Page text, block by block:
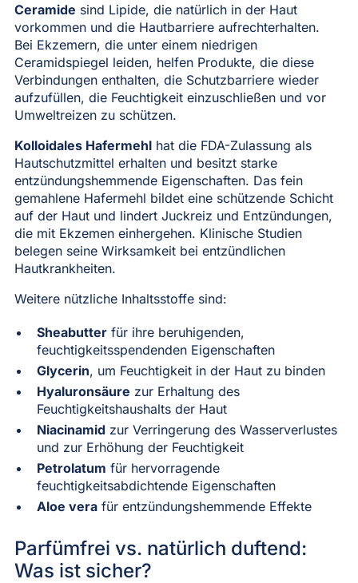
Ceramide sind Lipide, die natürlich in der Haut
vorkommen und die Hautbarriere aufrechterhalten.
Bei Ekzemern, die unter einem niedrigen
Ceramidspiegel leiden, helfen Produkte, die diese
Verbindungen enthalten, die Schutzbarriere wieder
aufzufüllen, die Feuchtigkeit einzuschließen und vor
Umweltreizen zu schützen.
Kolloidales Hafermehlhat die FDA-Zulassung als
Hautschutzmittel erhalten und besitzt starke
entzündungshemmende Eigenschaften. Das fein
gemahlene Hafermehl bildet eine schützende Schicht
auf der Haut und lindert Juckreiz und Entzündungen,
die mit Ekzemen einhergehen. Klinische Studien
belegen seine Wirksamkeit bei entzündlichen
Hautkrankheiten.
Weitere nützliche Inhaltsstoffe sind:
Sheabutterfür ihre beruhigenden,
feuchtigkeitsspendenden Eigenschaften
Glycerin, um Feuchtigkeit in der Haut zu binden
Hyaluronsäure zur Erhaltung des
Feuchtigkeitshaushalts der Haut
Niacinamid zur Verringerung des Wasserverlustes
und zur Erhöhung der Feuchtigkeit
Petrolatum für hervorragende
feuchtigkeitsabdichtende Eigenschaften
Aloe verafür entzündungshemmende Effekte
Parfümfrei vs. natürlich duftend:
Was ist sicher?